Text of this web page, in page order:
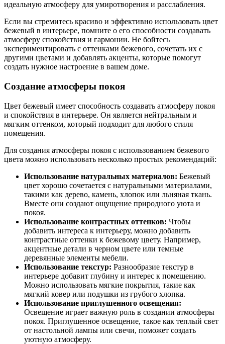
идеальную атмосферу для умиротворения и расслабления.
Если вы стремитесь красиво и эффективно использовать цвет
бежевый в интерьере, помните о его способности создавать
атмосферу спокойствия и гармонии. Не бойтесь
экспериментировать с оттенками бежевого, сочетать их с
другими цветами и добавлять акценты, которые помогут
создать нужное настроение в вашем доме.
Создание атмосферы покоя
Цвет бежевый имеет способность создавать атмосферу покоя
и спокойствия в интерьере. Он является нейтральным и
мягким оттенком, который подходит для любого стиля
помещения.
Для создания атмосферы покоя с использованием бежевого
цвета можно использовать несколько простых рекомендаций:
Использование натуральных материалов: Бежевый
цвет хорошо сочетается с натуральными материалами,
такими как дерево, камень, хлопок или льняная ткань.
Вместе они создают ощущение природного уюта и
покоя.
Использование контрастных оттенков: Чтобы
добавить интереса к интерьеру, можно добавить
контрастные оттенки к бежевому цвету. Например,
акцентные детали в черном цвете или темные
деревянные элементы мебели.
Использование текстур: Разнообразие текстур в
интерьере добавит глубину и интерес к помещению.
Можно использовать мягкие покрытия, такие как
мягкий ковер или подушки из грубого хлопка.
Использование приглушенного освещения:
Освещение играет важную роль в создании атмосферы
покоя. Приглушенное освещение, такое как теплый свет
от настольной лампы или свечи, поможет создать
уютную атмосферу.